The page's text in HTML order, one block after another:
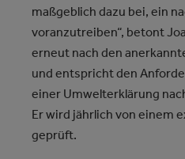
maßgeblich dazu bei, ein
voranzutreiben“, betont
erneut nach den
und entspricht den
einer Umwelterklärung
Er wird jährlich von einem
geprüft.